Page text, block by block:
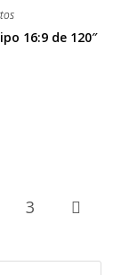
16:9 de 120″
3